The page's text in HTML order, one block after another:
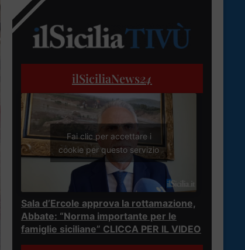
ilSiciliaNews24
Fai clic per accettare i
cookie per questo servizio
Sala d’Ercole approva la rottamazione,
Abbate: “Norma importante per le
famiglie siciliane” CLICCA PER IL VIDEO